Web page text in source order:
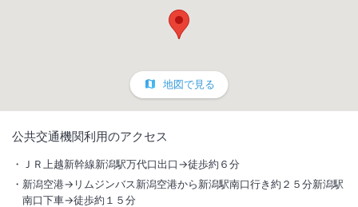
新潟駅から徒歩わずか6分の場所に位置し、快適な滞在をお約束するホ
地図で見る
公共交通機関利用のアクセス
ＪＲ上越新幹線新潟駅万代口出口→徒歩約６分
新潟空港→リムジンバス新潟空港から新潟駅南口行き約２５分新潟駅
南口下車→徒歩約１５分